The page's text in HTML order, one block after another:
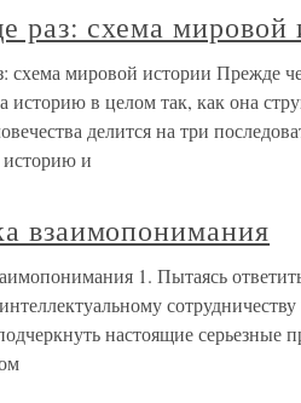
раз: схема мировой
схема мировой истории Прежде
историю в целом так, как она
делится на три
и
взаимопонимания
1. Пытаясь
настоящие